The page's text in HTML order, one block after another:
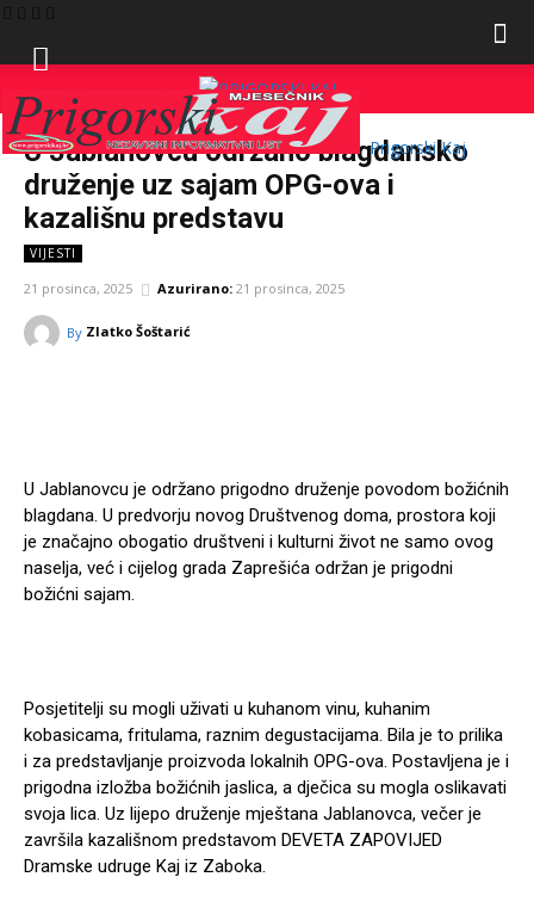
Prigorski Kaj
U Jablanovcu održano blagdansko
druženje uz sajam OPG-ova i
kazališnu predstavu
VIJESTI
21 prosinca, 2025 Azurirano: 21 prosinca, 2025
By Zlatko Šoštarić
U Jablanovcu je održano prigodno druženje povodom božićnih
blagdana. U predvorju novog Društvenog doma, prostora koji
je značajno obogatio društveni i kulturni život ne samo ovog
naselja, već i cijelog grada Zaprešića održan je prigodni
božićni sajam.
Posjetitelji su mogli uživati u kuhanom vinu, kuhanim
kobasicama, fritulama, raznim degustacijama. Bila je to prilika
i za predstavljanje proizvoda lokalnih OPG-ova. Postavljena je i
prigodna izložba božićnih jaslica, a dječica su mogla oslikavati
svoja lica. Uz lijepo druženje mještana Jablanovca, večer je
završila kazališnom predstavom DEVETA ZAPOVIJED
Dramske udruge Kaj iz Zaboka.